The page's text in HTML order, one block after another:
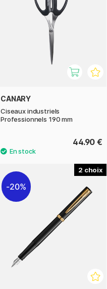
CANARY
Ciseaux industriels
Professionnels 190 mm
44.90 €
2
20%